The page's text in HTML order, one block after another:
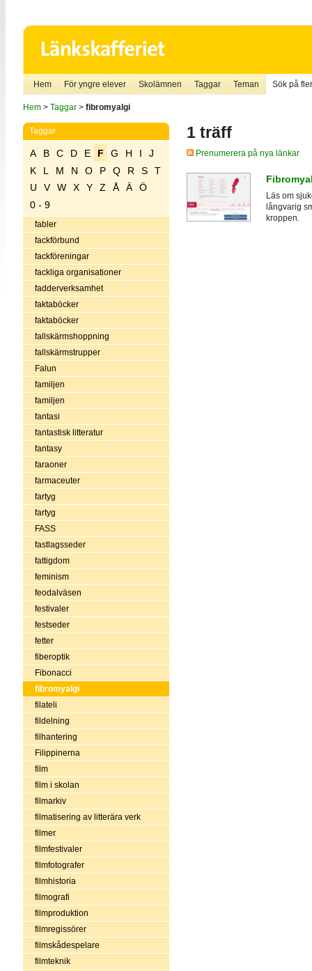
Hem För yngre elever Skolämnen Taggar Teman Sök på
Hem> Taggar> fibromyalgi
Taggar
A B C D E F G H I
J
K
L M N O P Q R S
T
U
V W X Y Z Å Ä
Ö
0 - 9
fabler
fackförbund
fackföreningar
fackliga organisationer
fadderverksamhet
faktaböcker
faktaböcker
fallskärmshoppning
fallskärmstrupper
Falun
familjen
familjen
fantasi
fantastisk litteratur
fantasy
faraoner
farmaceuter
fartyg
fartyg
FASS
fastlagsseder
fattigdom
feminism
feodalväsen
festivaler
festseder
fetter
fiberoptik
Fibonacci
fibromyalgi
filateli
fildelning
filhantering
Filippinerna
film
film i skolan
filmarkiv
filmatisering av litterära verk
filmer
filmfestivaler
filmfotografer
filmhistoria
filmografi
filmproduktion
filmregissörer
filmskådespelare
filmteknik
1 träff
Prenumerera på nya länkar
Läs om
långvarig
kroppen.